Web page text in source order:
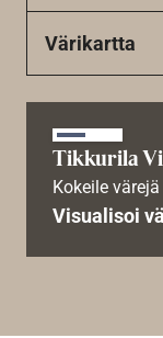
Värikartta
Tikkurila
Kokeile
Visualisoi